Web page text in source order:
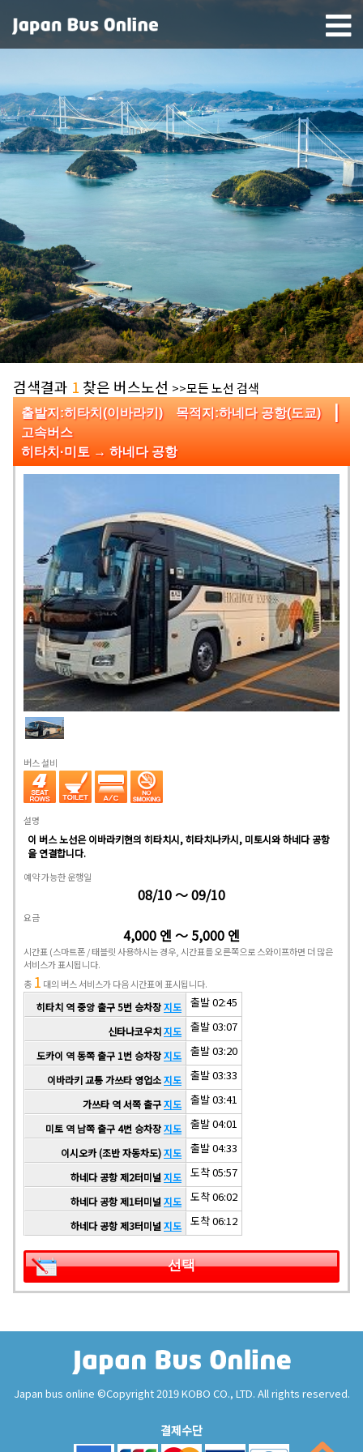
검색결과 1 찾은 버스노선 >>모든 노선 검색
출발지:히타치(이바라키) 목적지:하네다 공항(도쿄) |
고속버스
히타치·미토 → 하네다 공항
버스 설비
설명
이 버스 노선은 이바라키현의 히타치시, 히타치나카시, 미토시와 하네다 공항
을 연결합니다.
예약 가능한 운행일
08/10 ～ 09/10
요금
4,000 엔 ～ 5,000 엔
시간표(스마트폰 / 태블릿 사용하시는 경우, 시간표를 오른쪽으로 스와이프하면 더 많은
서비스가 표시됩니다.
총 1 대의 버스 서비스가 다음 시간표에 표시됩니다.
히타치 역 중앙 출구 5번 승차장지도 출발 02:45
신타나코우치지도 출발 03:07
도카이 역 동쪽 출구 1번 승차장지도 출발 03:20
이바라키 교통 가쓰타 영업소지도 출발 03:33
가쓰타 역 서쪽 출구지도 출발 03:41
미토 역 남쪽 출구 4번 승차장지도 출발 04:01
이시오카 (조반 자동차도)지도 출발 04:33
하네다 공항 제2터미널 지도 도착 05:57
하네다 공항 제1터미널 지도 도착 06:02
하네다 공항 제3터미널 지도 도착 06:12
선택
Japan bus online ©Copyright 2019 KOBO CO., LTD. All rights reserved.
결제수단